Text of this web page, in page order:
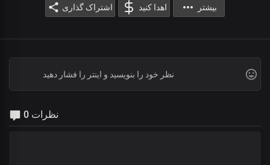
اشتراک گذاری اهدا کنید بیشتر
0 نظرات